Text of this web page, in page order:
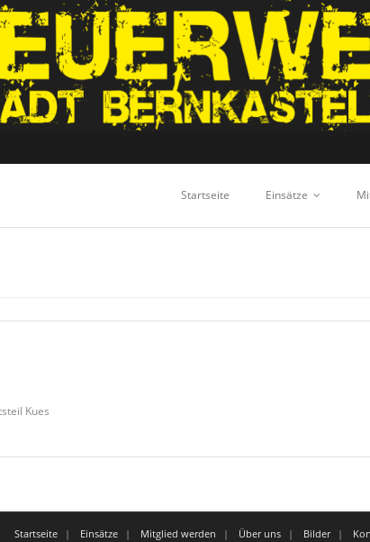
Startseite Einsätze
Kues
Startseite Einsätze Mitglied werden Über uns Bilder